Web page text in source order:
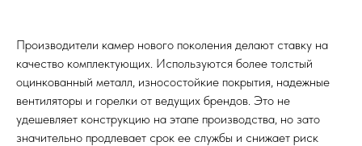
Производители камер нового поколения делают ставку на
качество комплектующих. Используются более толстый
оцинкованный металл, износостойкие покрытия, надежные
вентиляторы и горелки от ведущих брендов. Это не
удешевляет конструкцию на этапе производства, но зато
значительно продлевает срок ее службы и снижает риск